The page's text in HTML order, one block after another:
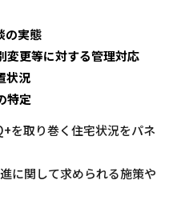
の実態
変更等に対する管理対応
状況
特定
を取り巻く住宅状況をパネ
に関して求められる施策や